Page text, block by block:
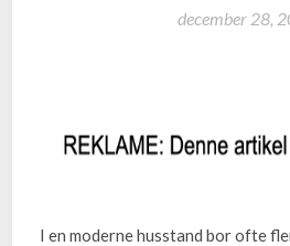
december 28,
I en moderne husstand bor ofte